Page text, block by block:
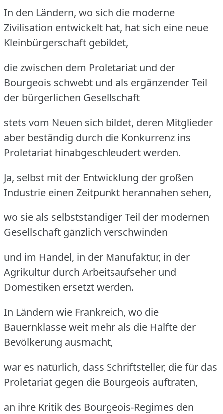
In den Ländern, wo sich die moderne
Zivilisation entwickelt hat, hat sich eine neue
Kleinbürgerschaft gebildet,
die zwischen dem Proletariat und der
Bourgeois schwebt und als ergänzender Teil
der bürgerlichen Gesellschaft
stets vom Neuen sich bildet, deren Mitglieder
aber beständig durch die Konkurrenz ins
Proletariat hinabgeschleudert werden.
Ja, selbst mit der Entwicklung der großen
Industrie einen Zeitpunkt herannahen sehen,
wo sie als selbstständiger Teil der modernen
Gesellschaft gänzlich verschwinden
und im Handel, in der Manufaktur, in der
Agrikultur durch Arbeitsaufseher und
Domestiken ersetzt werden.
In Ländern wie Frankreich, wo die
Bauernklasse weit mehr als die Hälfte der
Bevölkerung ausmacht,
war es natürlich, dass Schriftsteller, die für das
Proletariat gegen die Bourgeois auftraten,
an ihre Kritik des Bourgeois-Regimes den